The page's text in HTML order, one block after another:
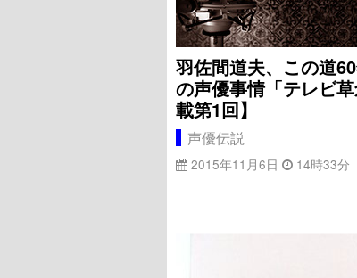
羽佐間道夫、この道
の声優事情「テレビ
載第1回】
声優伝説
2015年11月6日 14時33分